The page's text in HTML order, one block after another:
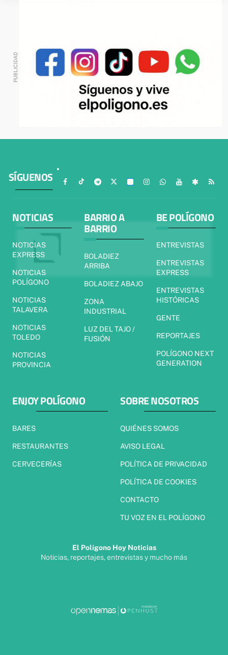
SÍGUENOS
NOTICIAS
NOTICIAS
EXPRESS
NOTICIAS
POLÍGONO
NOTICIAS
TALAVERA
NOTICIAS
TOLEDO
NOTICIAS
PROVINCIA
BARRIO A
BARRIO
BOLADIEZ
ARRIBA
BOLADIEZ ABAJO
ZONA
INDUSTRIAL
LUZ DEL TAJO /
FUSIÓN
BE POLÍGONO
ENTREVISTAS
ENTREVISTAS
EXPRESS
ENTREVISTAS
HISTÓRICAS
GENTE
REPORTAJES
POLÍGONO NEXT
GENERATION
ENJOY POLÍGONO
BARES
RESTAURANTES
CERVECERÍAS
SOBRE NOSOTROS
QUIÉNES SOMOS
AVISO LEGAL
POLÍTICA DE PRIVACIDAD
POLÍTICA DE COOKIES
CONTACTO
TU VOZ EN EL POLÍGONO
El Polígono Hoy Noticias
Noticias, reportajes, entrevistas y mucho más